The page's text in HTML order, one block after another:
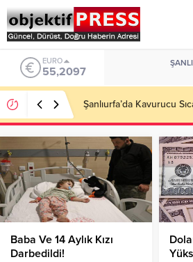
ALTIN
6.680,93
Altın Haftaya Düşüşle
Lira Seviyesinde!
Baba Ve 14 Aylık Kızı
Darbedildi!